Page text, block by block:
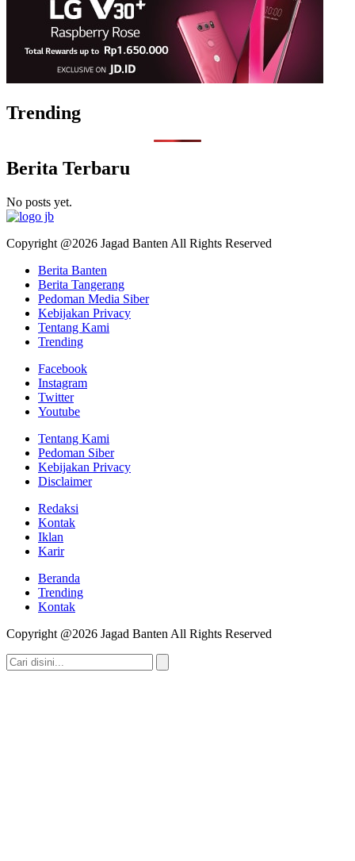
Trending
Berita Terbaru
No posts yet.
Copyright @2026 Jagad Banten All Rights Reserved
Berita Banten
Berita Tangerang
Pedoman Media Siber
Kebijakan Privacy
Tentang Kami
Trending
Facebook
Instagram
Twitter
Youtube
Tentang Kami
Pedoman Siber
Kebijakan Privacy
Disclaimer
Redaksi
Kontak
Iklan
Karir
Beranda
Trending
Kontak
Copyright @2026 Jagad Banten All Rights Reserved